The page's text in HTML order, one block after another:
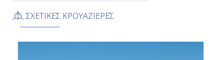
Κρουαζιερες Nieuw Amsterdam
ΣΧΕΤΙΚΕΣ ΚΡΟΥΑΖΙΕΡΕΣ